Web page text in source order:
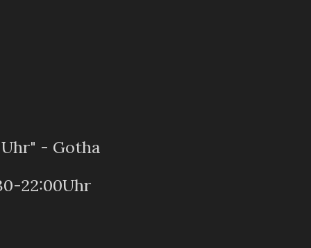
- Gotha
22:00Uhr